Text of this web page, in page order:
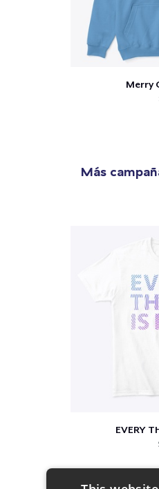
Merry
Más
EVERY